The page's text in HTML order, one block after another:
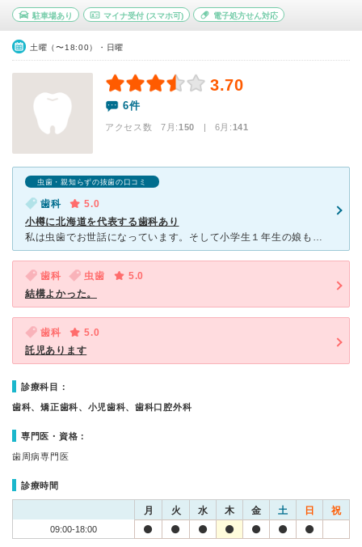
駐車場あり マイナ受付(スマホ可) 電子処方せん対応
土曜（〜18:00）・日曜
3.70
6件
アクセス数 7月:150 | 6月:141
虫歯・親知らずの抜歯の口コミ
歯科
5.0
小樽に北海道を代表する歯科あり
私は虫歯でお世話になっています。そして小学生１年生の娘もお世話になっています。 私の方の虫歯の治療ですが、いきなり治療するのではなくて 一度は全体を調査したあと テーブルに座ってカウンセリングと状
歯科 虫歯
5.0
結構よかった。
歯科
5.0
託児あります
診療科目：
歯科、矯正歯科、小児歯科、歯科口腔外科
専門医・資格：
歯周病専門医
診療時間
月 火 水 木 金 土 日 祝
09:00-18:00